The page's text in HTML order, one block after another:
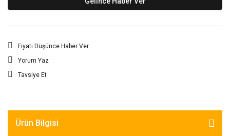
Fiyatı Düşünce Haber Ver
Yorum Yaz
Tavsiye Et
Ürün Bilgisi